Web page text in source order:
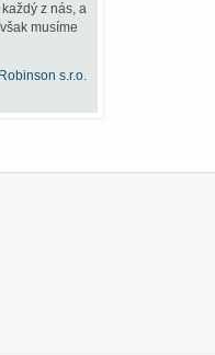
z nás, a
musíme
s.r.o.